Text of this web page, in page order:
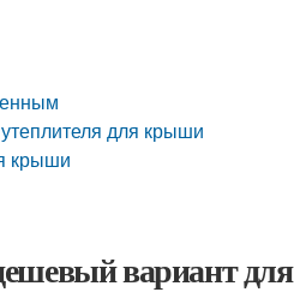
для крыши
крыши
вариант для